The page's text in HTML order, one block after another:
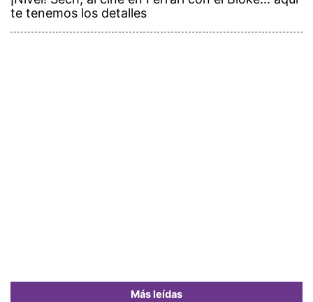
te tenemos los detalles
Más leídas